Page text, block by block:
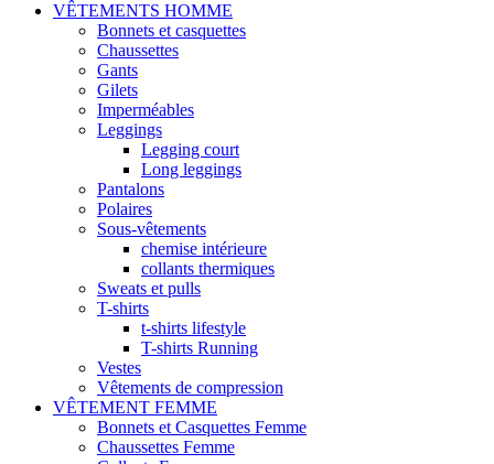
VÊTEMENTS HOMME
Bonnets et casquettes
Chaussettes
Gants
Gilets
Imperméables
Leggings
Legging court
Long leggings
Pantalons
Polaires
Sous-vêtements
chemise intérieure
collants thermiques
Sweats et pulls
T-shirts
t-shirts lifestyle
T-shirts Running
Vestes
Vêtements de compression
VÊTEMENT FEMME
Bonnets et Casquettes Femme
Chaussettes Femme